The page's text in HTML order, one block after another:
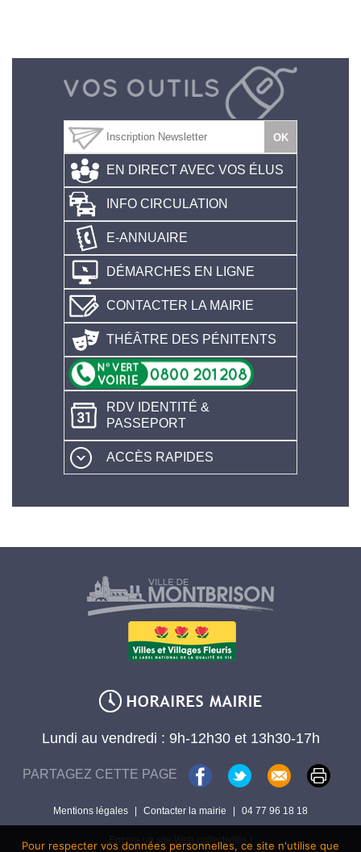
EN DIRECT AVEC VOS ÉLUS
INFO CIRCULATION
E-ANNUAIRE
DÉMARCHES EN LIGNE
CONTACTER LA MAIRIE
THÉÂTRE DES PÉNITENTS
RDV IDENTITÉ &
PASSEPORT
ACCÈS RAPIDES
Lundi au vendredi : 9h-12h30 et 13h30-17h
PARTAGEZ CETTE PAGE
Mentions légales | Contacter la mairie | 04 77 96 18 18
Encore un site Web collectivités !
Pour respecter vos données personnelles, ce site n'utilise que